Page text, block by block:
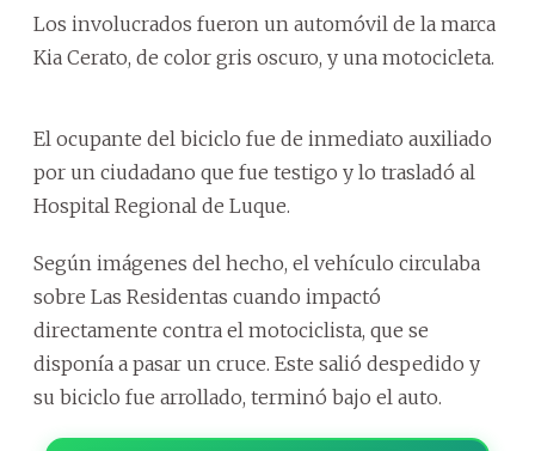
Los involucrados fueron un automóvil de la marca
Kia Cerato, de color gris oscuro, y una motocicleta.
El ocupante del biciclo fue de inmediato auxiliado
por un ciudadano que fue testigo y lo trasladó al
Hospital Regional de Luque.
Según imágenes del hecho, el vehículo circulaba
sobre Las Residentas cuando impactó
directamente contra el motociclista, que se
disponía a pasar un cruce. Este salió despedido y
su biciclo fue arrollado, terminó bajo el auto.